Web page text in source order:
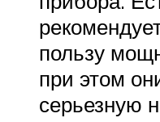
пользу
при этом
серьезную